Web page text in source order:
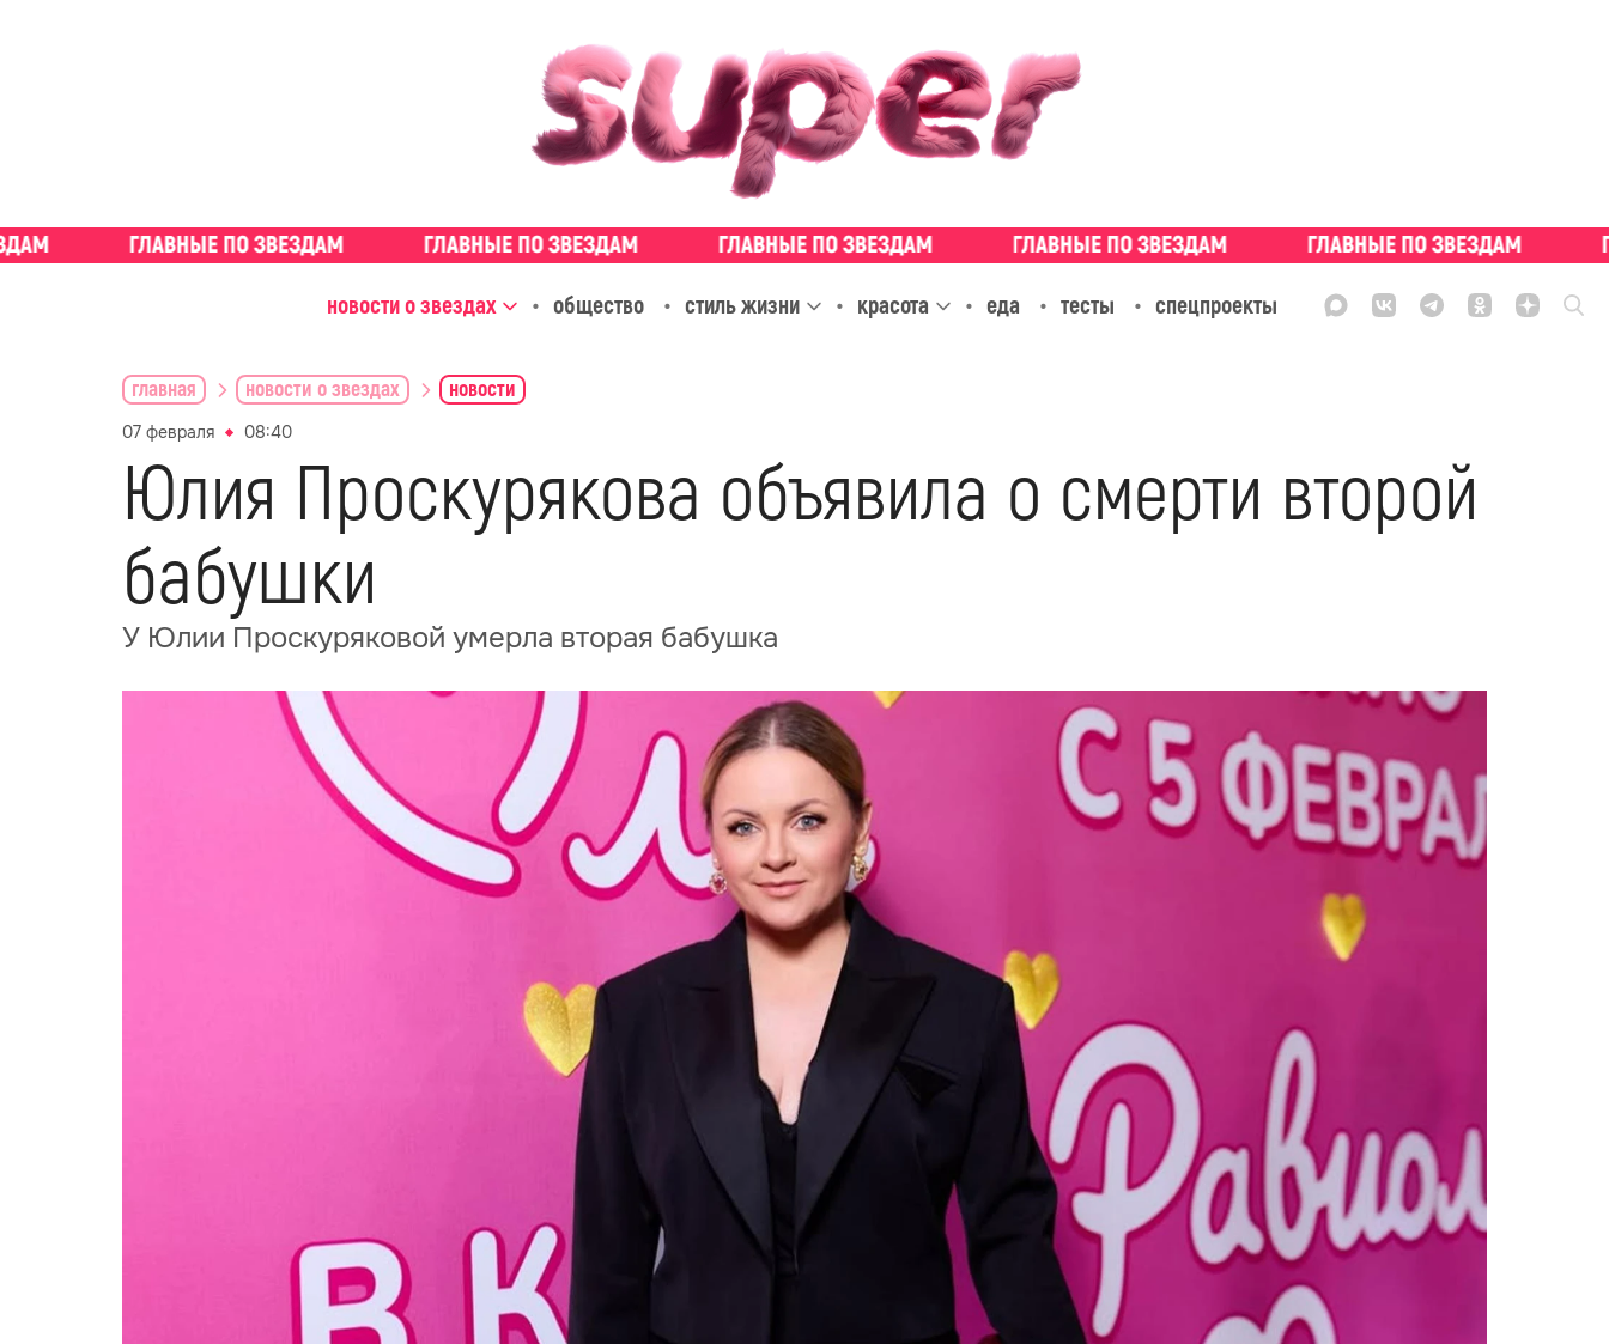
новости о звездах общество стиль жизни красота еда тесты спецпроекты
главная новости о звездах новости
07 февраля 08:40
Юлия Проскурякова объявила о смерти второй
бабушки
У Юлии Проскуряковой умерла вторая бабушка